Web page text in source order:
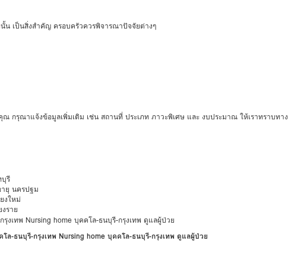
นั้น เป็นสิ่งสำคัญ ครอบครัวควรพิจารณาปัจจัยต่างๆ
รุณาแจ้งข้อมูลเพิ่มเติม เช่น สถานที่ ประเภท ภาวะพิเศษ และ งบประมาณ ให้เราทราบทา
รี
ยุ นครปฐม
งใหม่
ราย
-ธนบุรี-กรุงเทพ Nursing home บุคคโล-ธนบุรี-กรุงเทพ ดูแลผู้ป่วย